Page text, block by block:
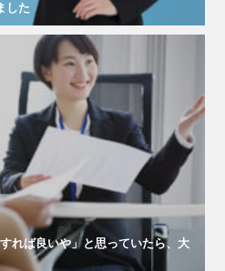
した
れば良いや」と思っていたら、大